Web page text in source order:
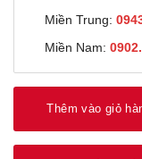
Miền Trung:
Miền Nam:
Thêm vào giỏ